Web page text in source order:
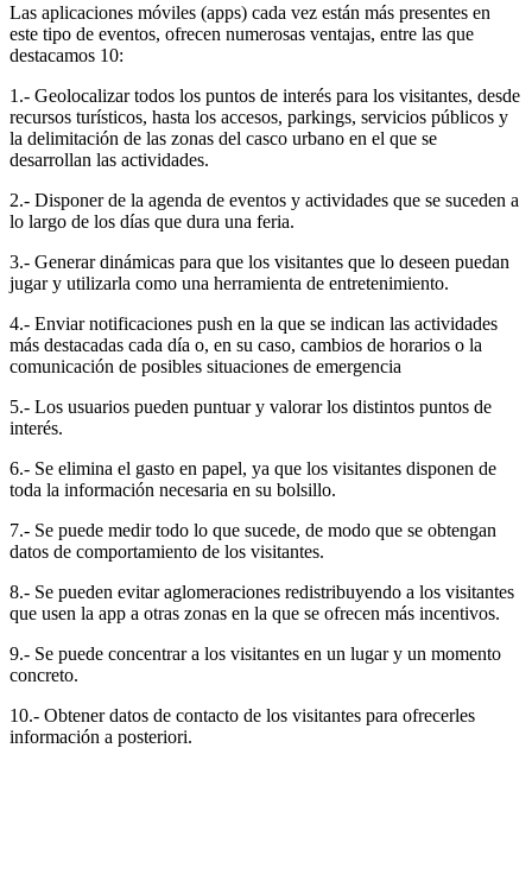
Las aplicaciones móviles (apps) cada vez están más presentes en
este tipo de eventos, ofrecen numerosas ventajas, entre las que
destacamos 10:
1.- Geolocalizar todos los puntos de interés para los visitantes, desde
recursos turísticos, hasta los accesos, parkings, servicios públicos y
la delimitación de las zonas del casco urbano en el que se
desarrollan las actividades.
2.- Disponer de la agenda de eventos y actividades que se suceden a
lo largo de los días que dura una feria.
3.- Generar dinámicas para que los visitantes que lo deseen puedan
jugar y utilizarla como una herramienta de entretenimiento.
4.- Enviar notificaciones push en la que se indican las actividades
más destacadas cada día o, en su caso, cambios de horarios o la
comunicación de posibles situaciones de emergencia
5.- Los usuarios pueden puntuar y valorar los distintos puntos de
interés.
6.- Se elimina el gasto en papel, ya que los visitantes disponen de
toda la información necesaria en su bolsillo.
7.- Se puede medir todo lo que sucede, de modo que se obtengan
datos de comportamiento de los visitantes.
8.- Se pueden evitar aglomeraciones redistribuyendo a los visitantes
que usen la app a otras zonas en la que se ofrecen más incentivos.
9.- Se puede concentrar a los visitantes en un lugar y un momento
concreto.
10.- Obtener datos de contacto de los visitantes para ofrecerles
información a posteriori.